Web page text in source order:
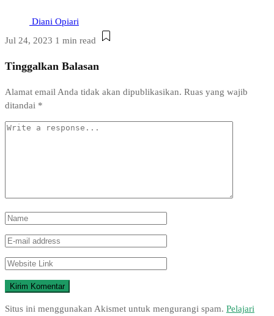
Diani Opiari
Jul 24, 2023 1 min read
Tinggalkan Balasan
Alamat email Anda tidak akan dipublikasikan. Ruas yang wajib
ditandai *
Situs ini menggunakan Akismet untuk mengurangi spam. Pelajari